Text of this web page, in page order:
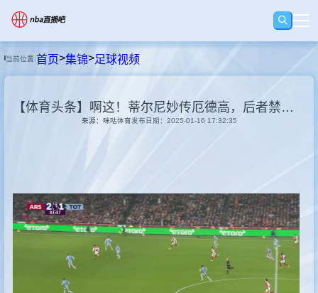
足球直播
足球录像
篮球录像
当前位置:首页>集锦>足球视频
【体育头条】啊这！蒂尔尼妙传厄德高，后者禁区无人盯防踢丢
来源：咪咕体育发布日期：2025-01-16 17:32:35